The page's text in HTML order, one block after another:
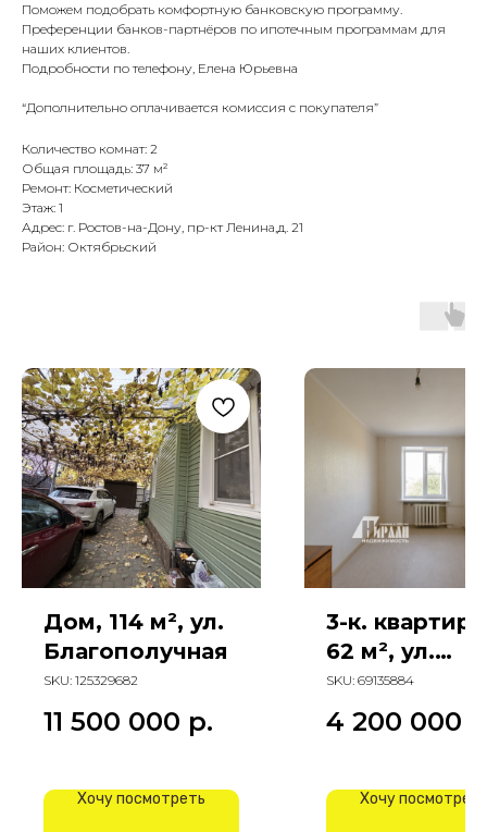
Поможем подобрать комфортную банковскую программу.
Преференции банков-партнёров по ипотечным программам для
наших клиентов.
Подробности по телефону, Елена Юрьевна
“Дополнительно оплачивается комиссия с покупателя”
Количество комнат: 2
Общая площадь: 37 м²
Ремонт: Косметический
Этаж: 1
Адрес: г. Ростов-на-Дону, пр-кт Ленина,д. 21
Район: Октябрьский
Дом, 114 м², ул.
Благополучная
SKU: 125329682
11 500 000 р.
Хочу посмотреть
3-к.
62 м², ул.
Киргизская
SKU: 69135884
4 200 000
Хочу посмотреть